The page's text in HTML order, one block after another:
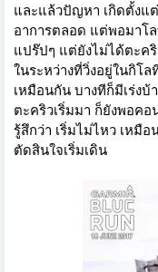
และแล้วปัญหา เกิดตั้งแ
อาการตลอด แต่พอมาโ
แปร๊ปๆ แต่ยังไม่ได้ตะค
ในระหว่างที่วิ่งอยู่ในกิโ
เหมือนกัน บางทีก็มีเร่งบ้
ตะคริวเริ่มมา ก็ยังพอคอ
รู้สึกว่า เริ่มไม่ไหว เหมื
ตัดสินใจเริ่มเดิน